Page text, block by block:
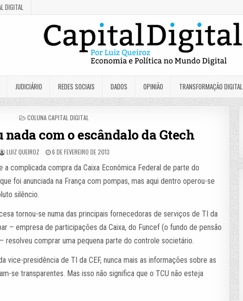
DIGITAL
JUDICIÁRIO REDES SOCIAIS DADOS OPINIÃO TRANSFORMAÇÃO DIGITAL
POSTED
COLUNA CAPITAL DIGITAL
nada com o escândalo da Gtech
LUIZ QUEIROZ 6 DE FEVEREIRO DE 2013
complicada compra da Caixa Econômica Federal de parte do
foi anunciada na França com pompas, mas aqui dentro operou-se
silêncio.
tornou-se numa das principais fornecedoras de serviços de TI da
– empresa de participações da Caixa, do Funcef (o fundo de pensão
resolveu comprar uma pequena parte do controle societário.
vice-presidência de TI da CEF, nunca mais as informações sobre as
se transparentes. Mas isso não significa que o TCU não esteja